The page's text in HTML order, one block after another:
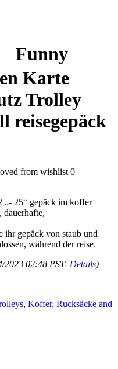
Funny
Karte
Trolley
reisegepäck
from wishlist 0
„- 25“ gepäck im koffer
dauerhafte,
ihr gepäck von staub und
während der reise.
2023 02:48 PST- Details)
, Koffer, Rucksäcke and